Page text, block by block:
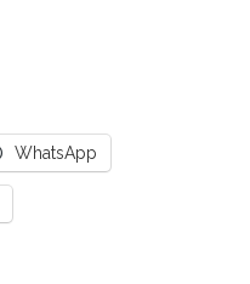
WhatsApp